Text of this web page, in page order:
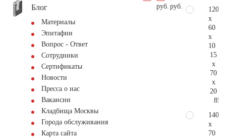
Блог
Материалы
Эпитафии
Вопрос - Ответ
Сотрудники
Сертификаты
Новости
Пресса о нас
Вакансии
Кладбища Москвы
Города обслуживания
Карта сайта
руб. руб.
120
x
60
x
10
15
x
70
x
20
140
x
70